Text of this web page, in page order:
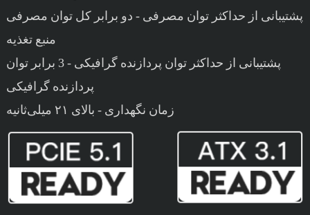
پشتیبانی از حداکثر توان مصرفی - دو برابر کل توان مصرفی
منبع تغذیه
پشتیبانی از حداکثر توان پردازنده گرافیکی - 3 برابر توان
پردازنده گرافیکی
زمان نگهداری - بالای ۲۱ میلی‌ثانیه